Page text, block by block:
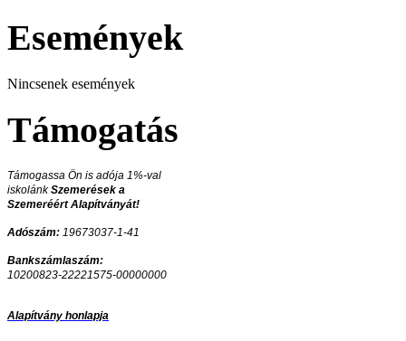
Események
Nincsenek események
Támogatás
Támogassa Ön is adója 1%-val
iskolánkSzemerések a
Szemeréért Alapítványát!
Adószám: 19673037-1-41
Bankszámlaszám:
10200823-22221575-00000000
Alapítvány honlapja